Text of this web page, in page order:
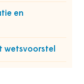
en
wetsvoorstel